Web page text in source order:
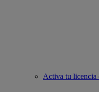
Activa tu licencia